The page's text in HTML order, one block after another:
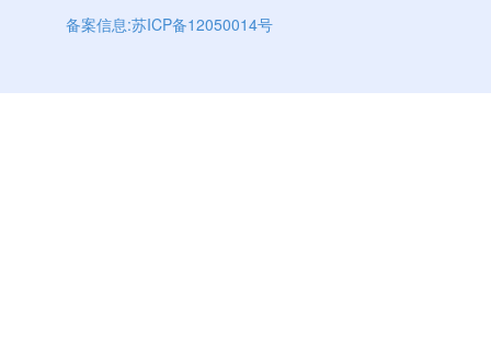
备案信息:苏ICP备12050014号